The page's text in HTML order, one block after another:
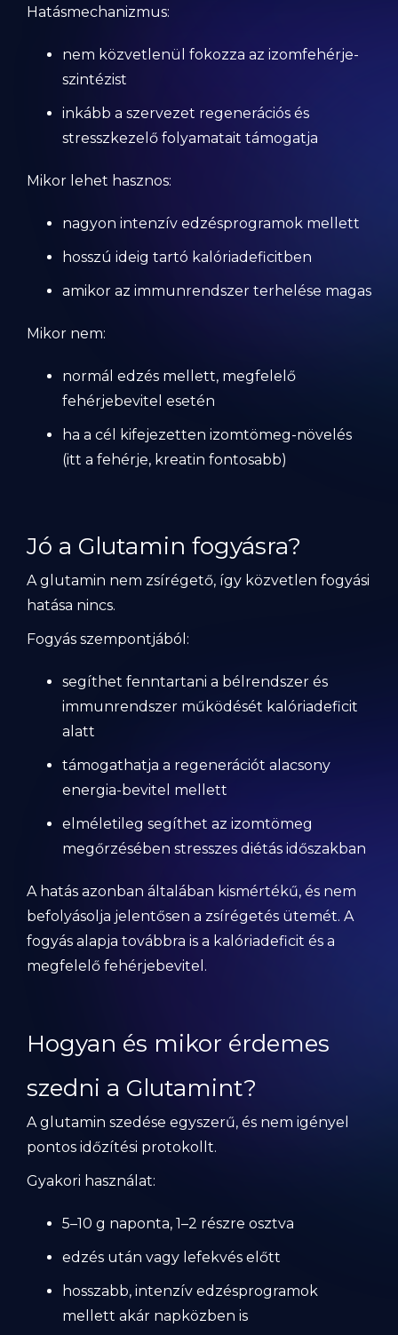
Hatásmechanizmus:
nem közvetlenül fokozza az izomfehérje-
szintézist
inkább a szervezet regenerációs és
stresszkezelő folyamatait támogatja
Mikor lehet hasznos:
nagyon intenzív edzésprogramok mellett
hosszú ideig tartó kalóriadeficitben
amikor az immunrendszer terhelése magas
Mikor nem:
normál edzés mellett, megfelelő
fehérjebevitel esetén
ha a cél kifejezetten izomtömeg-növelés
(itt a fehérje, kreatin fontosabb)
Jó a Glutamin fogyásra?
A glutamin nem zsírégető, így közvetlen fogyási
hatása nincs.
Fogyás szempontjából:
segíthet fenntartani a bélrendszer és
immunrendszer működését kalóriadeficit
alatt
támogathatja a regenerációt alacsony
energia-bevitel mellett
elméletileg segíthet az izomtömeg
megőrzésében stresszes diétás időszakban
A hatás azonban általában kismértékű, és nem
befolyásolja jelentősen a zsírégetés ütemét. A
fogyás alapja továbbra is a kalóriadeficit és a
megfelelő fehérjebevitel.
Hogyan és mikor érdemes
szedni a Glutamint?
A glutamin szedése egyszerű, és nem igényel
pontos időzítési protokollt.
Gyakori használat:
5–10 g naponta, 1–2 részre osztva
edzés után vagy lefekvés előtt
hosszabb, intenzív edzésprogramok
mellett akár napközben is